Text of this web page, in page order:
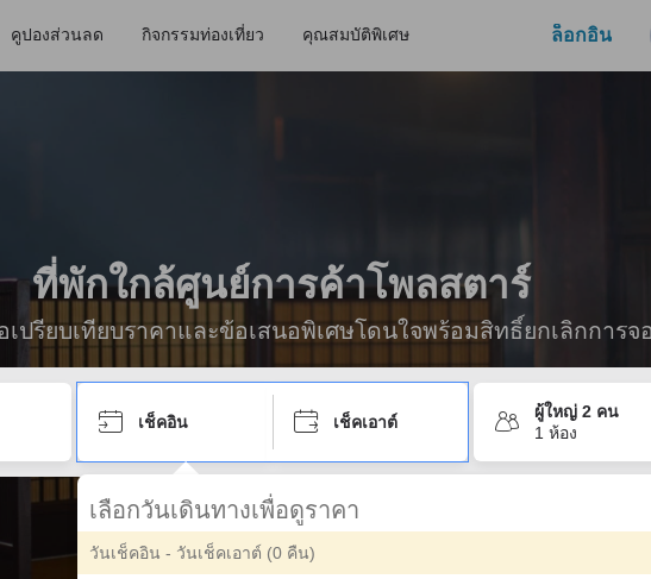
คูปองส่วนลด กิจกรรมท่องเที่ยว คุณสมบัติพิเศษ ล็อกอิน
ที่พักใกล้ศูนย์การค้าโพลสตาร์
ปรียบเทียบราคาและข้อเสนอพิเศษโดนใจพร้อมสิทธิ์ยกเลิกการจ
เช็คอิน เช็คเอาต์
ผู้ใหญ่ 2 คน
1 ห้อง
เลือกวันเดินทางเพื่อดูราคา
วันเช็คอิน - วันเช็คเอาต์ (0 คืน)